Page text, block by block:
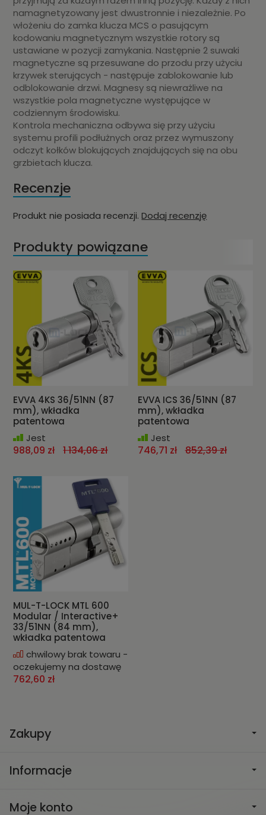
namagnetyzowany jest dwustronnie i niezależnie. Po
włożeniu do zamka klucza MCS o pasującym
kodowaniu magnetycznym wszystkie rotory są
ustawiane w pozycji zamykania. Następnie 2 suwaki
magnetyczne są przesuwane do przodu przy użyciu
krzywek sterujących - następuje zablokowanie lub
odblokowanie drzwi. Magnesy są niewrażliwe na
wszystkie pola magnetyczne występujące w
codziennym środowisku.
Kontrola mechaniczna odbywa się przy użyciu
systemu profili podłużnych oraz przez wymuszony
odczyt kołków blokujących znajdujących się na obu
grzbietach klucza.
Recenzje
Produkt nie posiada recenzji.Dodaj recenzję
Produkty powiązane
EVVA 4KS 36/51NN (87
mm), wkładka
patentowa
Jest
988,09 zł 1 134,06 zł
EVVA ICS 36/51NN (87
mm), wkładka
patentowa
Jest
746,71 zł 852,39 zł
MUL-T-LOCK MTL 600
Modular / Interactive+
33/51NN (84 mm),
wkładka patentowa
chwilowy brak towaru -
oczekujemy na dostawę
762,60 zł
Zakupy
Informacje
Moje konto